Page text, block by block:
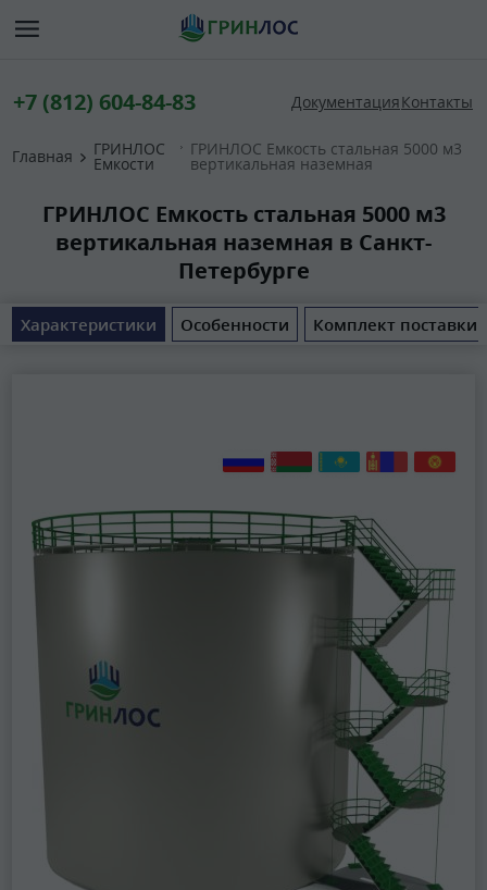
+7 (812) 604-84-83 ДокументацияКонтакты
Главная ГРИНЛОС
Емкости
ГРИНЛОС Емкость стальная 5000 м3
вертикальная наземная
ГРИНЛОС Емкость стальная 5000 м3
вертикальная наземная в Санкт-
Петербурге
Характеристики Особенности Комплект поставки